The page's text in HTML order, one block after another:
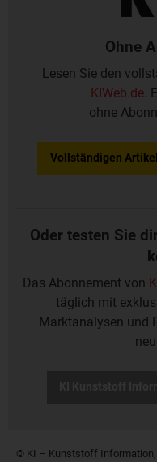
Ohne
Lesen Sie den
KIWeb.de.
ohne
Vollständigen
Oder testen Sie
Das Abonnement von
täglich mit
Marktanalysen und
© KI – Kunststoff Information,